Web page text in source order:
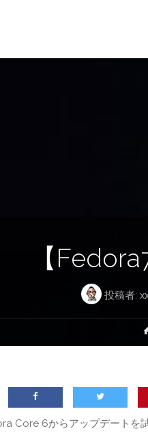
【
投稿者:
Core 6からアップデートを試